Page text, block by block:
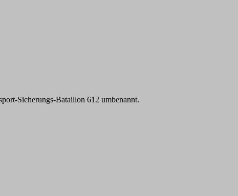
Sicherungs-Bataillon 612 umbenannt.